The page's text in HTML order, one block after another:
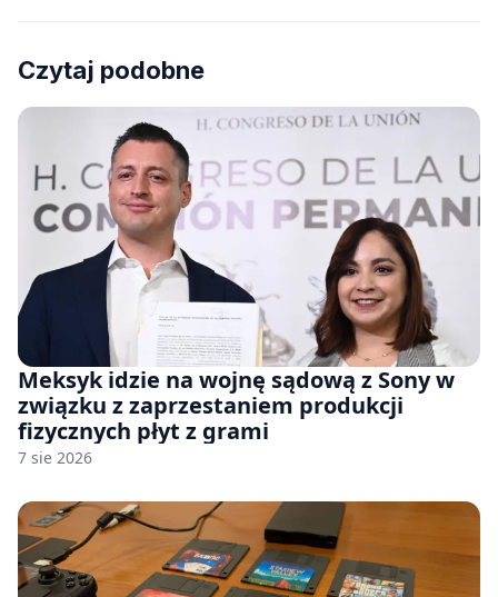
Czytaj podobne
Meksyk idzie na wojnę sądową z Sony w
związku z zaprzestaniem produkcji
fizycznych płyt z grami
7 sie 2026